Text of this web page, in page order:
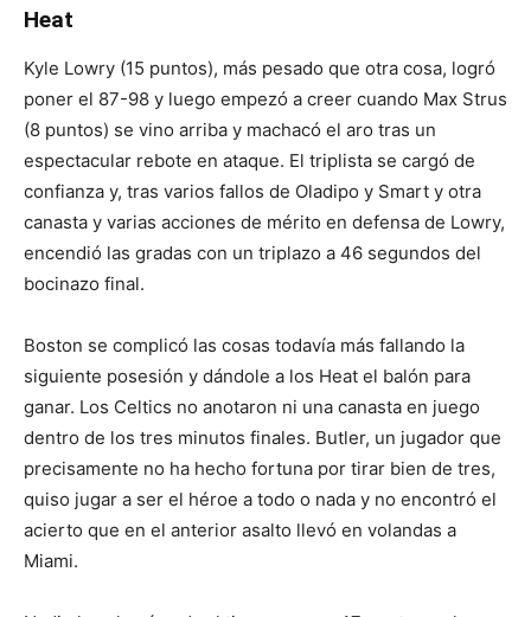
Heat
Kyle Lowry (15 puntos), más pesado que otra cosa, logró
poner el 87-98 y luego empezó a creer cuando Max Strus
(8 puntos) se vino arriba y machacó el aro tras un
espectacular rebote en ataque. El triplista se cargó de
confianza y, tras varios fallos de Oladipo y Smart y otra
canasta y varias acciones de mérito en defensa de Lowry,
encendió las gradas con un triplazo a 46 segundos del
bocinazo final.
Boston se complicó las cosas todavía más fallando la
siguiente posesión y dándole a los Heat el balón para
ganar. Los Celtics no anotaron ni una canasta en juego
dentro de los tres minutos finales. Butler, un jugador que
precisamente no ha hecho fortuna por tirar bien de tres,
quiso jugar a ser el héroe a todo o nada y no encontró el
acierto que en el anterior asalto llevó en volandas a
Miami.